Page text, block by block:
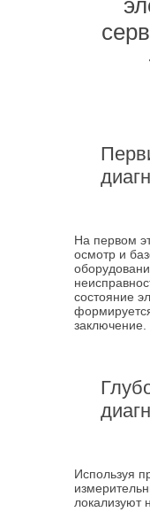
На первом
осмотр и
состояние
заключение.
Используя
локализуют